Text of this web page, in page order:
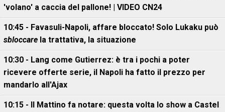
'volano' a caccia del pallone! | VIDEO CN24
10:45 - Favasuli-Napoli, affare bloccato! Solo Lukaku può
sbloccare la trattativa, la situazione
10:30 - Lang come Gutierrez: è tra i pochi a poter
ricevere offerte serie, il Napoli ha fatto il prezzo per
mandarlo all'Ajax
10:15 - Il Mattino fa notare: questa volta lo show a Castel